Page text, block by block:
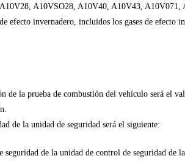
A10VSO28, A10V40, A10V43,
efecto invernadero, incluidos los gases de efecto
la prueba de combustión del vehículo será el
de la unidad de seguridad será el siguiente:
de la unidad de control de seguridad de la